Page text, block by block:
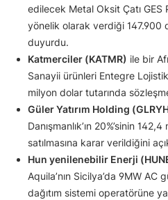
edilecek Metal Oksit Çatı GES
yönelik olarak verdiği 147.900
duyurdu.
Katmerciler (KATMR) ile bir
Sanayii ürünleri Entegre
milyon dolar tutarında
Güler Yatırım Holding
Danışmanlık’ın 20%’sinin
satılmasına karar verildiğini
Hun yenilenebilir Enerji
Aquila’nın Sicilya’da 9MW
dağıtım sistemi operatörüne